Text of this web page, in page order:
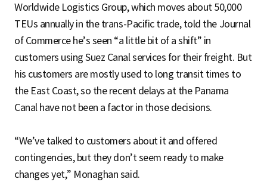
Worldwide Logistics Group, which moves about 50,000
TEUs annually in the trans-Pacific trade, told the Journal
of Commerce he’s seen “a little bit of a shift” in
customers using Suez Canal services for their freight. But
his customers are mostly used to long transit times to
the East Coast, so the recent delays at the Panama
Canal have not been a factor in those decisions.
“We’ve talked to customers about it and offered
contingencies, but they don’t seem ready to make
changes yet,” Monaghan said.